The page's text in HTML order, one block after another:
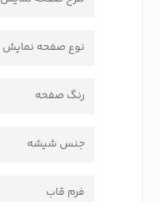
نوع صفحه نمایش
رنگ صفحه
جنس شیشه
فرم قاب